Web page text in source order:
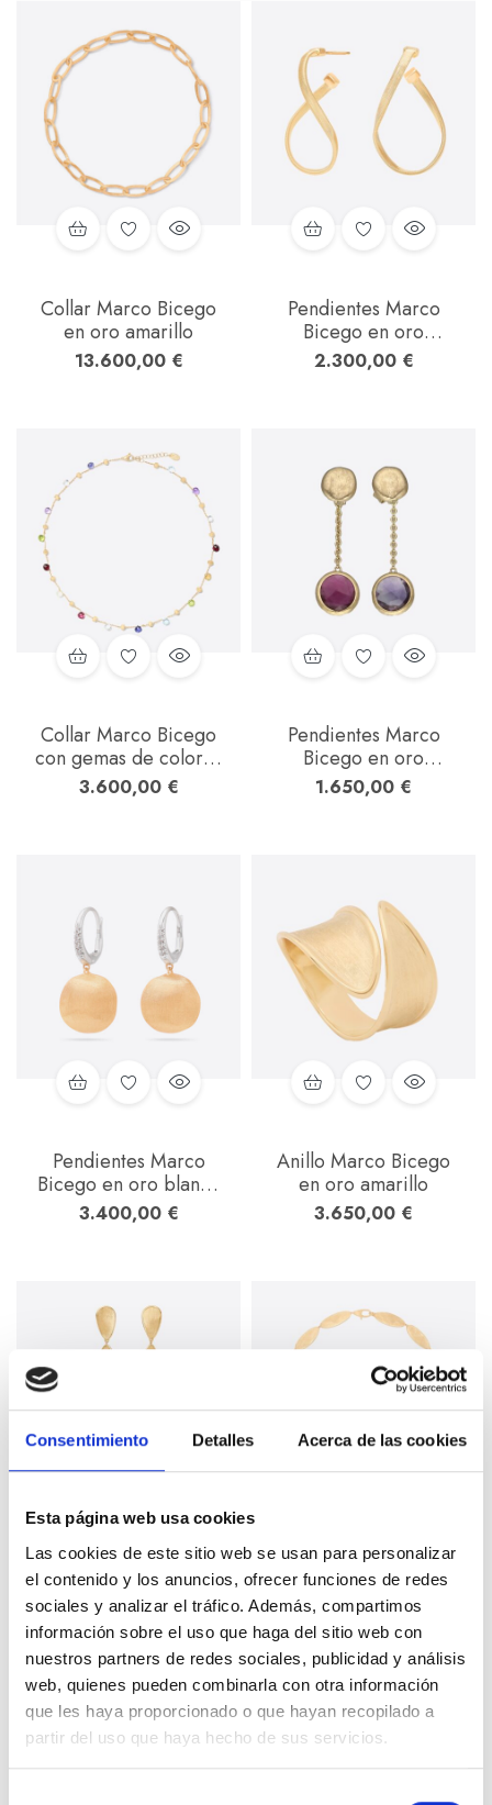
Consentimiento Detalles Acerca de las cookies
Esta página web usa cookies
Las cookies de este sitio web se usan para personalizar
el contenido y los anuncios, ofrecer funciones de redes
sociales y analizar el tráfico. Además, compartimos
información sobre el uso que haga del sitio web con
nuestros partners de redes sociales, publicidad y análisis
web, quienes pueden combinarla con otra información
que les haya proporcionado o que hayan recopilado a
partir del uso que haya hecho de sus servicios.
Collar Marco Bicego
en oro amarillo
13.600,00 €
Pendientes Marco
Bicego en oro
amarillo
2.300,00 €
Collar Marco Bicego
con gemas de colores
en oro amarillo
3.600,00 €
Pendientes Marco
Bicego en oro
amarillo y gemas de
colores
1.650,00 €
Pendientes Marco
Bicego en oro blanco
y oro amarillo
3.400,00 €
Anillo Marco Bicego
en oro amarillo
3.650,00 €
Pendientes Marco
Bicego en oro
amarillo
2.500,00 €
Collar Marco Bicego
en oro amarillo.
7.600,00€